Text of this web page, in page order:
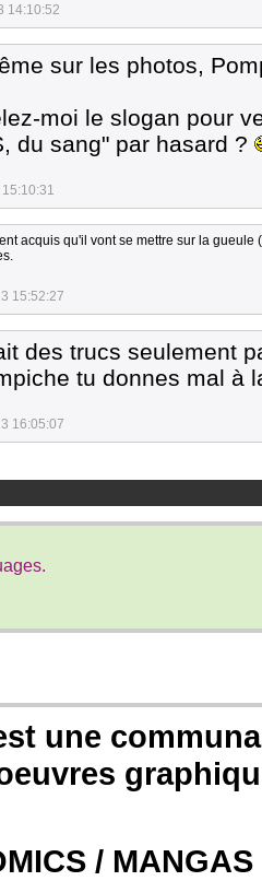
14:10:52
sur les photos,
moi le slogan pour
du sang" par hasard ?
acquis qu'il vont se mettre sur la
15:52:27
des trucs seulement
tu donnes mal à
16:05:07
une
/